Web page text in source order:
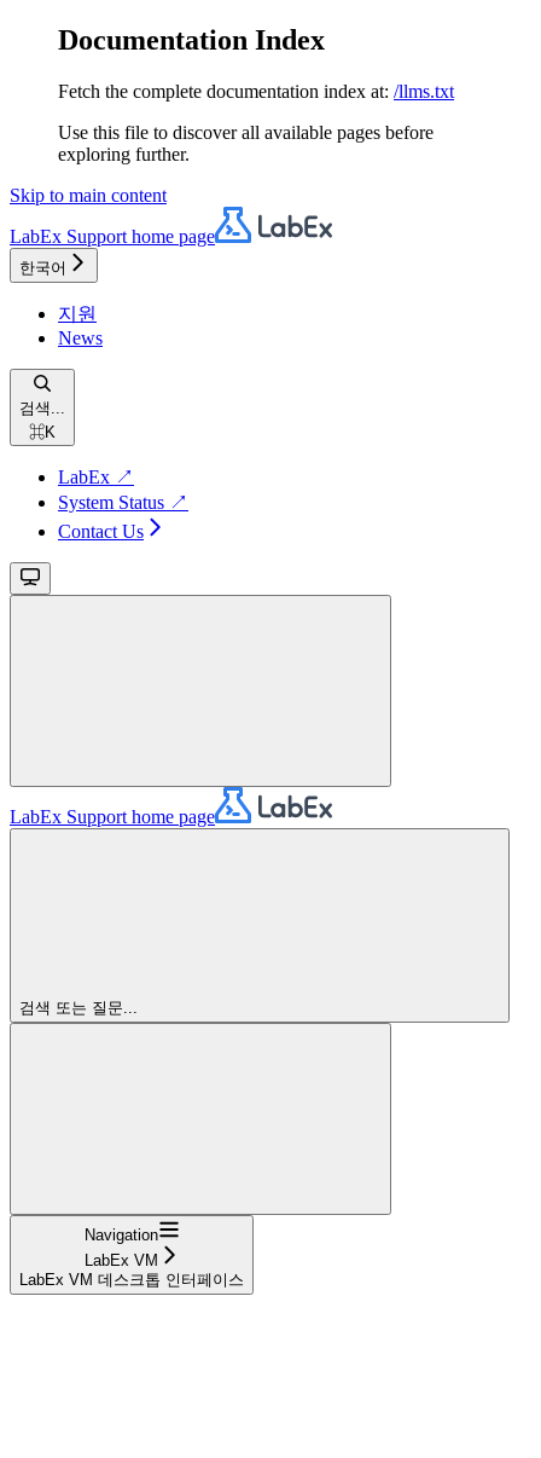
Documentation Index
Fetch the complete documentation index at: /llms.txt
Use this file to discover all available pages before
exploring further.
Skip to main content
LabEx Support home page
한국어
지원
News
검색...
⌘K
LabEx ↗
System Status ↗
Contact Us
LabEx Support home page
검색 또는 질문...
Navigation
LabEx VM
LabEx VM 데스크톱 인터페이스